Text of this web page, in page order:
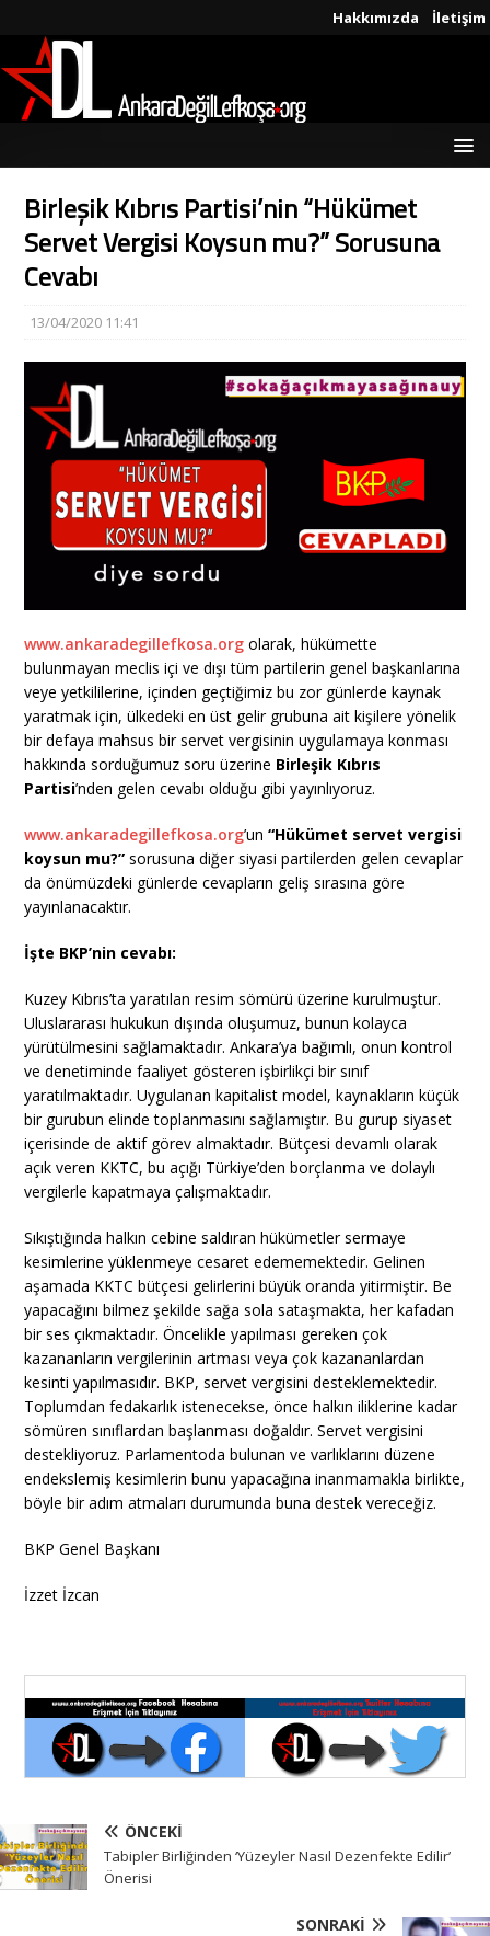
Hakkımızda İletişim
Birleşik Kıbrıs Partisi’nin “Hükümet
Servet Vergisi Koysun mu?” Sorusuna
Cevabı
13/04/2020 11:41
www.ankaradegillefkosa.org olarak, hükümette
bulunmayan meclis içi ve dışı tüm partilerin genel başkanlarına
veye yetkililerine, içinden geçtiğimiz bu zor günlerde kaynak
yaratmak için, ülkedeki en üst gelir grubuna ait kişilere yönelik
bir defaya mahsus bir servet vergisinin uygulamaya konması
hakkında sorduğumuz soru üzerine Birleşik Kıbrıs
Partisi’nden gelen cevabı olduğu gibi yayınlıyoruz.
www.ankaradegillefkosa.org’un “Hükümet servet vergisi
koysun mu?” sorusuna diğer siyasi partilerden gelen cevaplar
da önümüzdeki günlerde cevapların geliş sırasına göre
yayınlanacaktır.
İşte BKP’nin cevabı:
Kuzey Kıbrıs’ta yaratılan resim sömürü üzerine kurulmuştur.
Uluslararası hukukun dışında oluşumuz, bunun kolayca
yürütülmesini sağlamaktadır. Ankara’ya bağımlı, onun kontrol
ve denetiminde faaliyet gösteren işbirlikçi bir sınıf
yaratılmaktadır. Uygulanan kapitalist model, kaynakların küçük
bir gurubun elinde toplanmasını sağlamıştır. Bu gurup siyaset
içerisinde de aktif görev almaktadır. Bütçesi devamlı olarak
açık veren KKTC, bu açığı Türkiye’den borçlanma ve dolaylı
vergilerle kapatmaya çalışmaktadır.
Sıkıştığında halkın cebine saldıran hükümetler sermaye
kesimlerine yüklenmeye cesaret edememektedir. Gelinen
aşamada KKTC bütçesi gelirlerini büyük oranda yitirmiştir. Be
yapacağını bilmez şekilde sağa sola sataşmakta, her kafadan
bir ses çıkmaktadır. Öncelikle yapılması gereken çok
kazananların vergilerinin artması veya çok kazananlardan
kesinti yapılmasıdır. BKP, servet vergisini desteklemektedir.
Toplumdan fedakarlık istenecekse, önce halkın iliklerine kadar
sömüren sınıflardan başlanması doğaldır. Servet vergisini
destekliyoruz. Parlamentoda bulunan ve varlıklarını düzene
endekslemiş kesimlerin bunu yapacağına inanmamakla birlikte,
böyle bir adım atmaları durumunda buna destek vereceğiz.
BKP Genel Başkanı
İzzet İzcan
ÖNCEKI
Tabipler Birliğinden ‘Yüzeyler Nasıl Dezenfekte Edilir’
Önerisi
SONRAKI